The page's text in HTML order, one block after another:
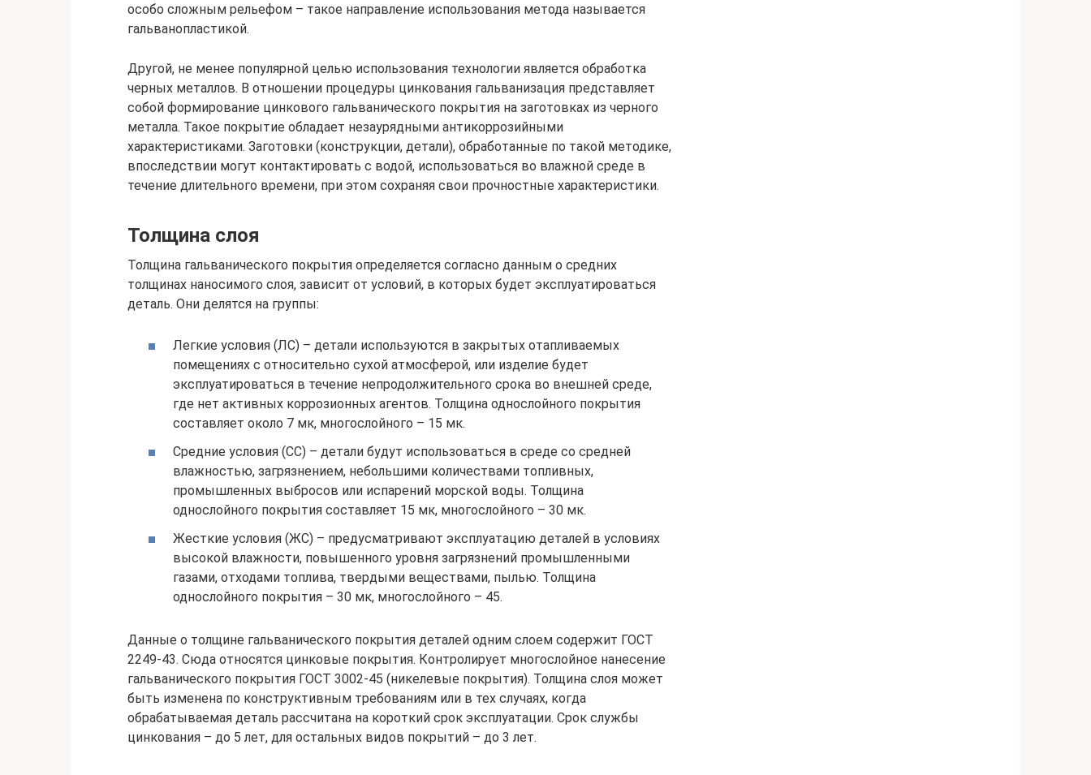
особо сложным рельефом – такое направление использования метода называется
гальванопластикой.
Другой, не менее популярной целью использования технологии является обработка
черных металлов. В отношении процедуры цинкования гальванизация представляет
собой формирование цинкового гальванического покрытия на заготовках из черного
металла. Такое покрытие обладает незаурядными антикоррозийными
характеристиками. Заготовки (конструкции, детали), обработанные по такой методике,
впоследствии могут контактировать с водой, использоваться во влажной среде в
течение длительного времени, при этом сохраняя свои прочностные характеристики.
Толщина слоя
Толщина гальванического покрытия определяется согласно данным о средних
толщинах наносимого слоя, зависит от условий, в которых будет эксплуатироваться
деталь. Они делятся на группы:
Легкие условия (ЛС) – детали используются в закрытых отапливаемых
помещениях с относительно сухой атмосферой, или изделие будет
эксплуатироваться в течение непродолжительного срока во внешней среде,
где нет активных коррозионных агентов. Толщина однослойного покрытия
составляет около 7 мк, многослойного – 15 мк.
Средние условия (СС) – детали будут использоваться в среде со средней
влажностью, загрязнением, небольшими количествами топливных,
промышленных выбросов или испарений морской воды. Толщина
однослойного покрытия составляет 15 мк, многослойного – 30 мк.
Жесткие условия (ЖС) – предусматривают эксплуатацию деталей в условиях
высокой влажности, повышенного уровня загрязнений промышленными
газами, отходами топлива, твердыми веществами, пылью. Толщина
однослойного покрытия – 30 мк, многослойного – 45.
Данные о толщине гальванического покрытия деталей одним слоем содержит ГОСТ
2249-43. Сюда относятся цинковые покрытия. Контролирует многослойное нанесение
гальванического покрытия ГОСТ 3002-45 (никелевые покрытия). Толщина слоя может
быть изменена по конструктивным требованиям или в тех случаях, когда
обрабатываемая деталь рассчитана на короткий срок эксплуатации. Срок службы
цинкования – до 5 лет, для остальных видов покрытий – до 3 лет.